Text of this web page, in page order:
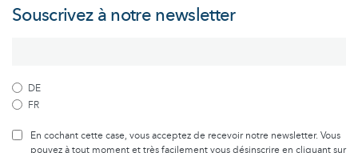
Souscrivez à notre newsletter
DE
FR
En cochant cette case, vous acceptez de recevoir notre newsletter. Vous
pouvez à tout moment et très facilement vous désinscrire en cliquant sur